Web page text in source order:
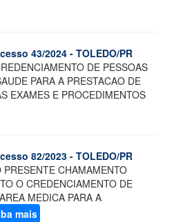
43/2024 - TOLEDO/PR
DE PESSOAS
PARA A PRESTACAO DE
EXAMES E PROCEDIMENTOS
82/2023 - TOLEDO/PR
CHAMAMENTO
O CREDENCIAMENTO DE
MEDICA PARA A
mais